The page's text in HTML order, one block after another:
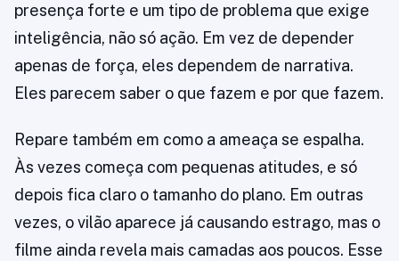
presença forte e um tipo de problema que exige
inteligência, não só ação. Em vez de depender
apenas de força, eles dependem de narrativa.
Eles parecem saber o que fazem e por que fazem.
Repare também em como a ameaça se espalha.
Às vezes começa com pequenas atitudes, e só
depois fica claro o tamanho do plano. Em outras
vezes, o vilão aparece já causando estrago, mas o
filme ainda revela mais camadas aos poucos. Esse